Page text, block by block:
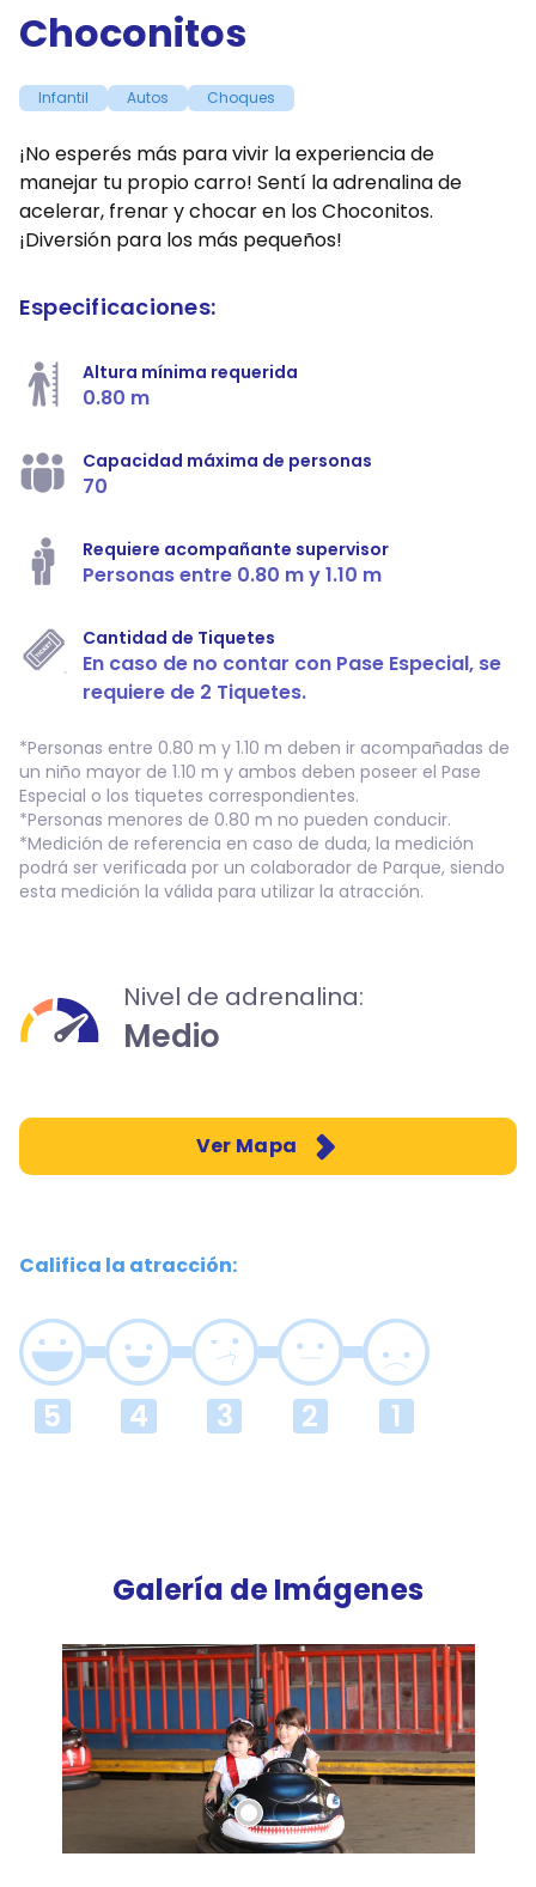
Choconitos
Infantil Autos Choques
¡No esperés más para vivir la experiencia de
manejar tu propio carro! Sentí la adrenalina de
acelerar, frenar y chocar en los Choconitos.
¡Diversión para los más pequeños!
Especificaciones:
Altura mínima requerida
0.80 m
Capacidad máxima de personas
70
Requiere acompañante supervisor
Personas entre 0.80 m y 1.10 m
Cantidad de Tiquetes
En caso de no contar con Pase Especial, se
requiere de 2 Tiquetes.
*Personas entre 0.80 m y 1.10 m deben ir acompañadas de
un niño mayor de 1.10 m y ambos deben poseer el Pase
Especial o los tiquetes correspondientes.
*Personas menores de 0.80 m no pueden conducir.
*Medición de referencia en caso de duda, la medición
podrá ser verificada por un colaborador de Parque, siendo
esta medición la válida para utilizar la atracción.
Nivel de adrenalina:
Medio
Ver Mapa
Califica la atracción:
Galería de Imágenes